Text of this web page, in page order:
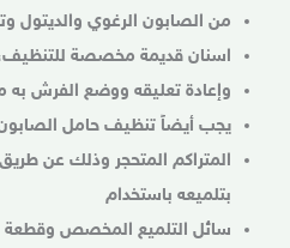
من الصابون الرغوي والديتول
اسنان قديمة مخصصة
وإعادة تعليقه ووضع الفرش به
يجب أيضاً تنظيف حامل
المتراكم المتحجر وذلك عن
بتلميعه باستخدام
سائل التلميع المخصص